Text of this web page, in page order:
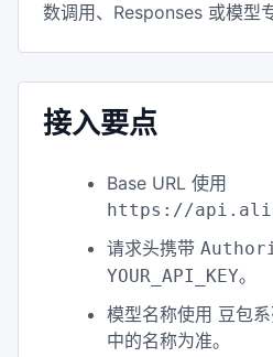
数调用、Responses 或模型
接入要点
Base URL 使用
https://
请求头携带
YOUR_API_KEY。
模型名称使用 豆包
中的名称为准。